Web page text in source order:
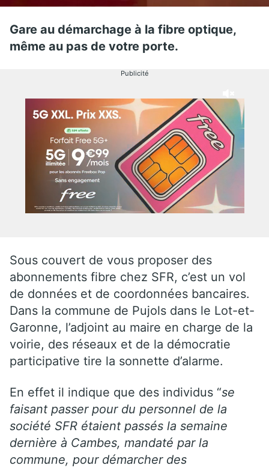
Gare au démarchage à la fibre optique,
même au pas de votre porte.
Publicité
Sous couvert de vous proposer des
abonnements fibre chez SFR, c’est un vol
de données et de coordonnées bancaires.
Dans la commune de Pujols dans le Lot-et-
Garonne, l’adjoint au maire en charge de la
voirie, des réseaux et de la démocratie
participative tire la sonnette d’alarme.
En effet il indique que des individus “se
faisant passer pour du personnel de la
société SFR étaient passés la semaine
dernière à Cambes, mandaté par la
commune, pour démarcher des